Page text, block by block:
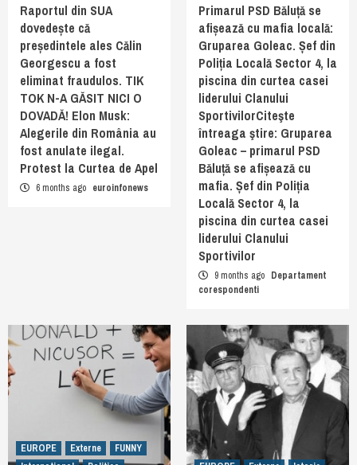
Raportul din SUA
dovedește că
președintele ales Călin
Georgescu a fost
eliminat fraudulos. TIK
TOK N-A GĂSIT NICI O
DOVADĂ! Elon Musk:
Alegerile din România au
fost anulate ilegal.
Protest la Curtea de Apel
6 months ago euroinfonews
Primarul PSD Băluță se
afișează cu mafia locală:
Gruparea Goleac. Șef din
Poliția Locală Sector 4, la
piscina din curtea casei
liderului Clanului
SportivilorCiteşte
întreaga ştire: Gruparea
Goleac – primarul PSD
Băluță se afișează cu
mafia. Șef din Poliția
Locală Sector 4, la
piscina din curtea casei
liderului Clanului
Sportivilor
9 months ago Departament
corespondenti
EUROPE Externe
FUNNY